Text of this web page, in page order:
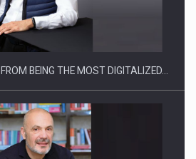
care nu se supun noilor
BEING THE MOST DIGITALIZED…